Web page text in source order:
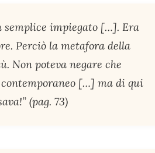
semplice impiegato […]. Era
Perciò la metafora della
Non poteva negare che
[…] ma di qui
(pag. 73)